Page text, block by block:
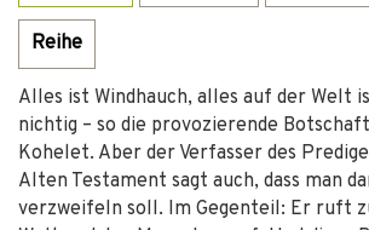
Reihe
Alles ist Windhauch, alles auf der Welt
nichtig – so die provozierende
Kohelet. Aber der Verfasser des
Alten Testament sagt auch, dass man
verzweifeln soll. Im Gegenteil: Er ruft